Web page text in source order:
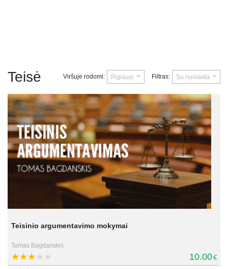
Teisė Viršuje rodomi: Pigiausi Filtras: Su nuolaida
Teisinio argumentavimo mokymai
Tomas Bagdanskis
10.00€